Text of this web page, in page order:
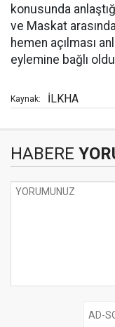
konusunda
ve Maskat
hemen açılması
eylemine bağlı
Kaynak: İLKHA
HABERE